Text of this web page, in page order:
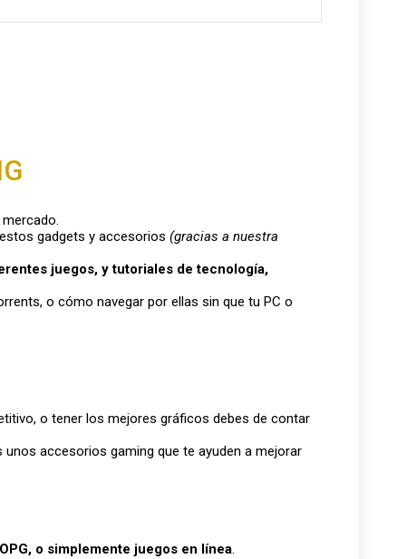
gadgets y accesorios (gracias a nuestra
juegos, y tutoriales de tecnología,
o cómo navegar por ellas sin que tu PC o
o tener los mejores gráficos debes de contar
unos accesorios gaming que te ayuden a mejorar
o simplemente juegos en línea.